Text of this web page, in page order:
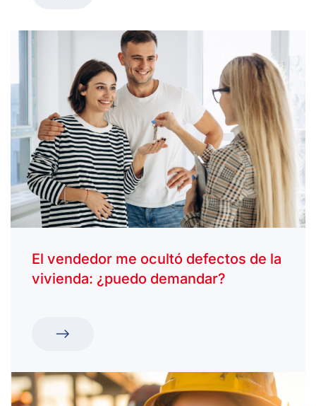
El vendedor me ocultó defectos de la
vivienda: ¿puedo demandar?